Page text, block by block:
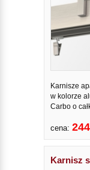
Karnisze
w kolorze
Carbo o
cena:
Karnisz